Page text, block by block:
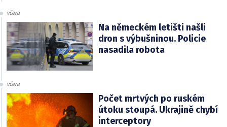
včera
Na německém letišti našli
dron s výbušninou. Policie
nasadila robota
včera
Počet mrtvých po ruském
útoku stoupá. Ukrajině chybí
interceptory